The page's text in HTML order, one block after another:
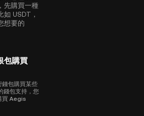
先購買一種
如 USDT ，
想要的
包購買
錢包購買某些
錢包支持，您
買 Aegis